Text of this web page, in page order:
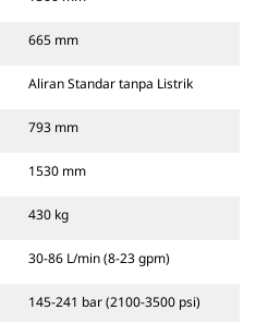
665 mm
Aliran Standar tanpa Listrik
793 mm
1530 mm
430 kg
30-86 L/min (8-23 gpm)
145-241 bar (2100-3500 psi)